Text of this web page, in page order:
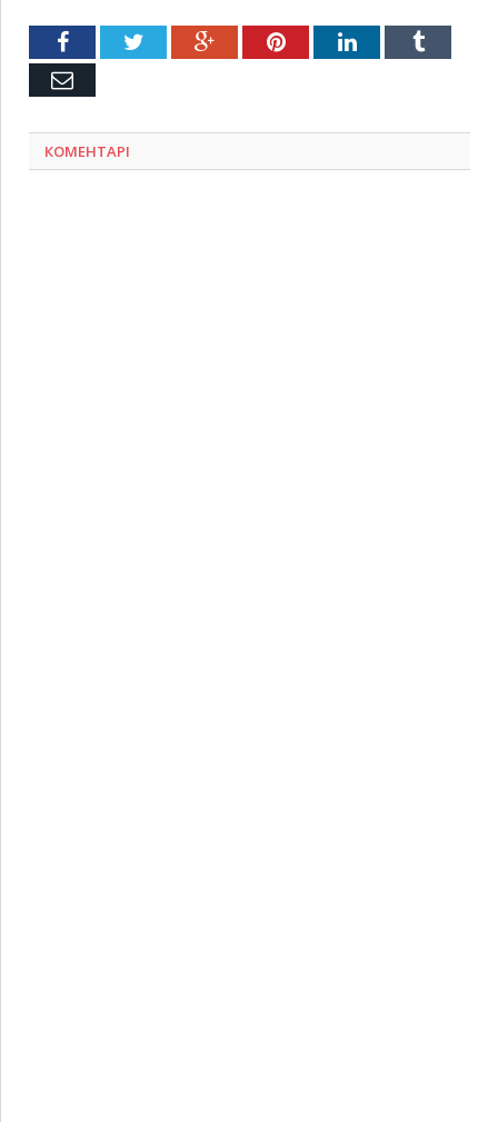
FacebookTwitter Google+PinterestLinkedInTumblr
Емейл
КОМЕНТАРІ